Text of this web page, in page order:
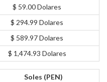
$ 59.00 Dolares
$ 294.99 Dolares
$ 589.97 Dolares
$ 1,474.93 Dolares
Soles (PEN)